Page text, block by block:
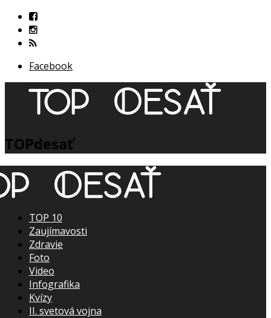
Facebook
TOPdesať
TOP 10
Zaujímavosti
Zdravie
Foto
Video
Infografika
Kvízy
II. svetová vojna